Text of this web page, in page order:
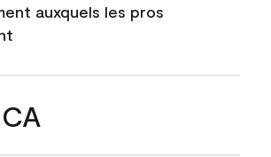
auxquels les pros